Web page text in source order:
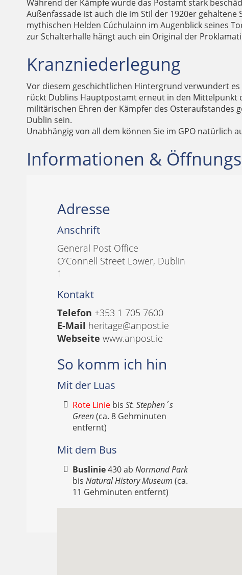
Während der Kämpfe wurde das Postamt stark
Außenfassade ist auch die im Stil der 1920er
mythischen Helden Cúchulainn im Augenblick seines
zur Schalterhalle hängt auch ein Original der
Kranzniederlegung
Vor diesem geschichtlichen Hintergrund verwundert es
rückt Dublins Hauptpostamt erneut in den Mittelpunkt
militärischen Ehren der Kämpfer des Osteraufstandes
Dublin sein.
Unabhängig von all dem können Sie im GPO natürlich
Informationen &
Adresse
Anschrift
General Post Office
O’Connell Street Lower, Dublin
1
Kontakt
Telefon +353 1 705 7600
E-Mail heritage@anpost.ie
Webseite www.anpost.ie
So komm ich hin
Mit der Luas
Rote Linie bis St. Stephen´s
Green(ca. 8 Gehminuten
entfernt)
Mit dem Bus
Buslinie430 ab Normand Park
bis Natural History Museum (ca.
11 Gehminuten entfernt)‎